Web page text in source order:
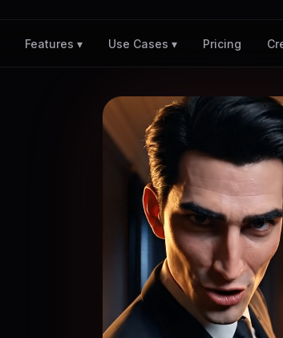
Features ▾ Use Cases ▾ Pricing